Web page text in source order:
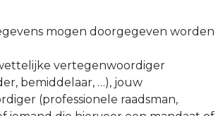
mogen doorgegeven worden
vertegenwoordiger
bemiddelaar, …), jouw
(professionele raadsman,